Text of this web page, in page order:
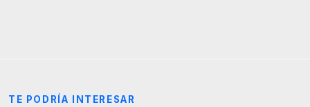
TE PODRÍA INTERESAR